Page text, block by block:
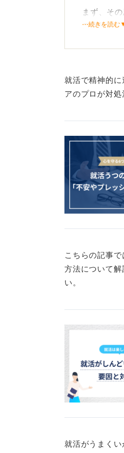
まず、そ
ご家族や
来につい
らされる
で、自信
ありませ
焦ら
まず大切
に気分転
「自分は
に陥りが
0
⋯続きを読む
就活で精神的
アのプロが対処
こちらの記事
方法について
い。
就活がうまく